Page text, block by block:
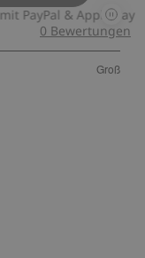
PayPal & Apple Pay
Groß
0 Bewertungen